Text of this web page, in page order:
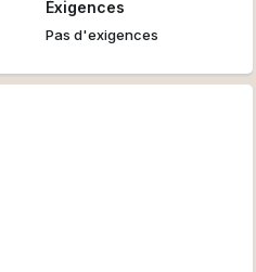
Éxigences
Pas d'exigences